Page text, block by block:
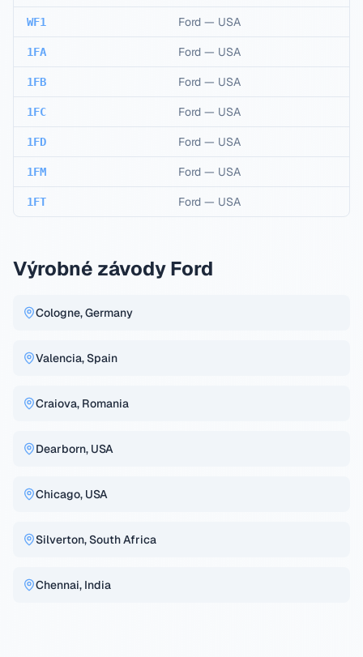
WF1 Ford — USA
1FA Ford — USA
1FB Ford — USA
1FC Ford — USA
1FD Ford — USA
1FM Ford — USA
1FT Ford — USA
Výrobné závody Ford
Cologne, Germany
Valencia, Spain
Craiova, Romania
Dearborn, USA
Chicago, USA
Silverton, South Africa
Chennai, India